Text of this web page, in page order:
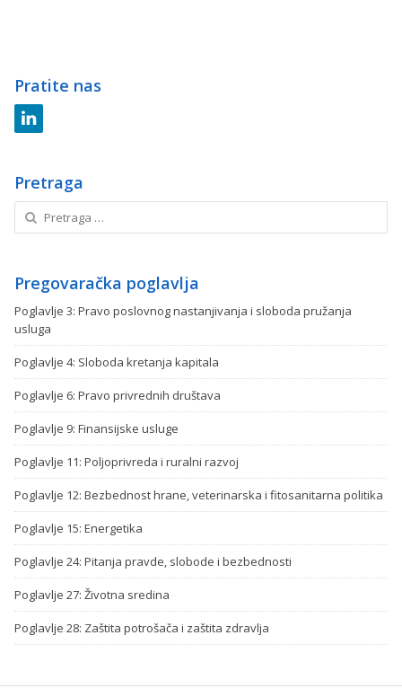
Pratite nas
l
i
e
d
i
Pretraga
Pretraga
za:
Pregovaračka poglavlja
Poglavlje 3: Pravo poslovnog nastanjivanja i sloboda pružanja
usluga
Poglavlje 4: Sloboda kretanja kapitala
Poglavlje 6: Pravo privrednih društava
Poglavlje 9: Finansijske usluge
Poglavlje 11: Poljoprivreda i ruralni razvoj
Poglavlje 12: Bezbednost hrane, veterinarska i fitosanitarna politika
Poglavlje 15: Energetika
Poglavlje 24: Pitanja pravde, slobode i bezbednosti
Poglavlje 27: Životna sredina
Poglavlje 28: Zaštita potrošača i zaštita zdravlja